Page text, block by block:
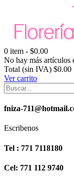
0 item - $0.00
No hay más artículos
Total (sin IVA) $0.00
Ver carrito
fniza-
Escribenos
Tel : 771 7118180
Cel: 771 112 9740